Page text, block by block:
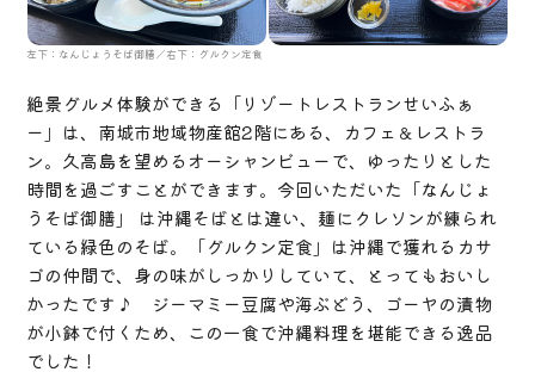
左下：なんじょうそば御膳／右下：グルクン定食
絶景グルメ体験ができる「リゾートレストランせいふぁ
ー」は、南城市地域物産館2階にある、カフェ＆レストラ
ン。久高島を望めるオーシャンビューで、ゆったりとした
時間を過ごすことができます。今回いただいた「なんじょ
うそば御膳」 は沖縄そばとは違い、麺にクレソンが練られ
ている緑色のそば。「グルクン定食」は沖縄で獲れるカサ
ゴの仲間で、身の味がしっかりしていて、とってもおいし
かったです♪ ジーマミー豆腐や海ぶどう、ゴーヤの漬物
が小鉢で付くため、この一食で沖縄料理を堪能できる逸品
でした！